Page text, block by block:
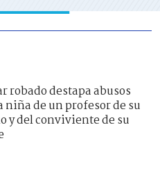
robado destapa abusos
niña de un profesor de su
y del conviviente de su